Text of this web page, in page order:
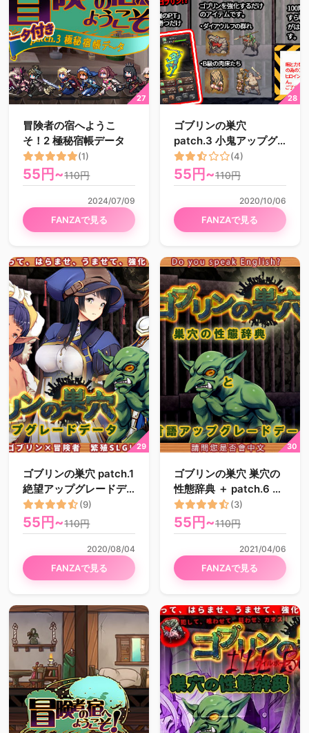
冒険者の宿へようこ
そ！2 極秘宿帳データ
(1)
55円~110円
FANZAで見る
2024/07/09
ゴブリンの巣穴
patch.3 小鬼アップグ
レードデータ(4)
55円~110円
FANZAで見る
2020/10/06
ゴブリンの巣穴 patch.1
絶望アップグレードデ
ータ
(9)
55円~110円
FANZAで見る
2020/08/04
ゴブリンの巣穴 巣穴の
性態辞典 ＋ patch.6 言
語アップグレードデー
タ
(3)
55円~110円
FANZAで見る
2021/04/06